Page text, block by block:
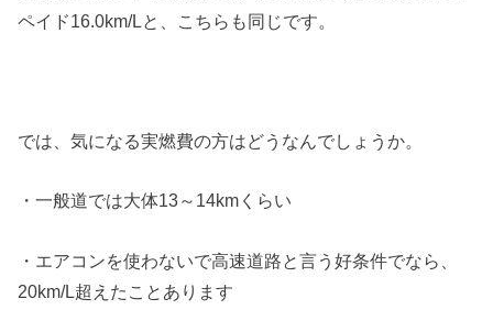
ペイド16.0km/Lと、こちらも同じです。
では、気になる実燃費の方はどうなんでしょうか。
・一般道では大体13～14kmくらい
・エアコンを使わないで高速道路と言う好条件でなら、
20km/L超えたことあります